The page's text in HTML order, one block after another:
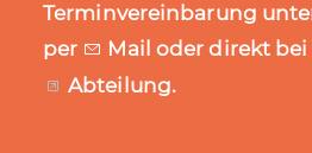
Terminvereinbarung
per
Mail oder direkt
Abteilung.